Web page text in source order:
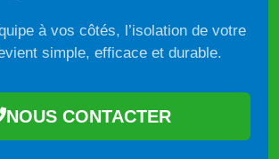
à vos côtés, l’isolation de votre
simple, efficace et durable.
NOUS CONTACTER